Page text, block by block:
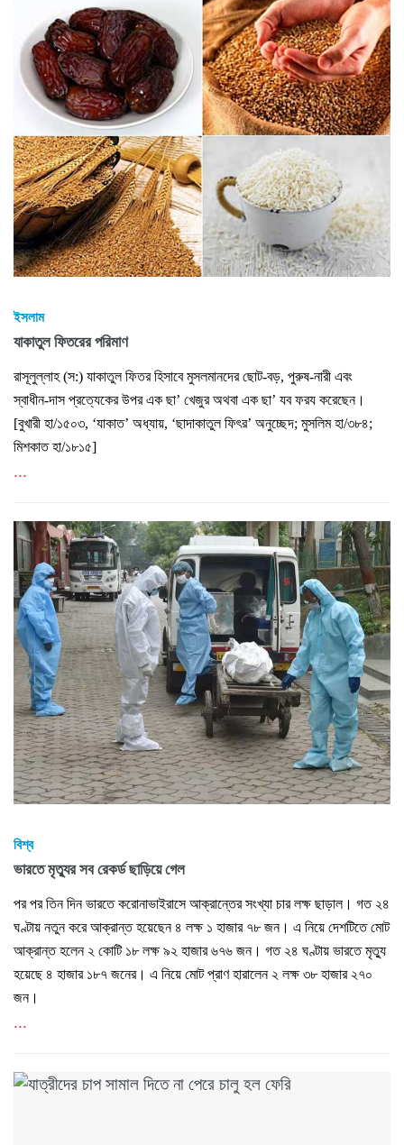
ইসলাম
যাকাতুল ফিতরের পরিমাণ
রাসূলুল্লাহ (স:) যাকাতুল ফিতর হিসাবে মুসলমানদের ছোট-বড়, পুরুষ-নারী এবং
স্বাধীন-দাস প্রত্যেকের উপর এক ছা’ খেজুর অথবা এক ছা’ যব ফরয করেছেন।
[বুখারী হা/১৫০৩, ‘যাকাত’ অধ্যায়, ‘ছাদাকাতুল ফিৎর’ অনুচ্ছেদ; মুসলিম হা/৩৮৪;
মিশকাত হা/১৮১৫]
...
বিশ্ব
ভারতে মৃত্যুর সব রেকর্ড ছাড়িয়ে গেল
পর পর তিন দিন ভারতে করোনাভাইরাসে আক্রান্তের সংখ্যা চার লক্ষ ছাড়াল। গত ২৪
ঘণ্টায় নতুন করে আক্রান্ত হয়েছেন ৪ লক্ষ ১ হাজার ৭৮ জন। এ নিয়ে দেশটিতে মোট
আক্রান্ত হলেন ২ কোটি ১৮ লক্ষ ৯২ হাজার ৬৭৬ জন। গত ২৪ ঘণ্টায় ভারতে মৃত্যু
হয়েছে ৪ হাজার ১৮৭ জনের। এ নিয়ে মোট প্রাণ হারালেন ২ লক্ষ ৩৮ হাজার ২৭০
জন।
...